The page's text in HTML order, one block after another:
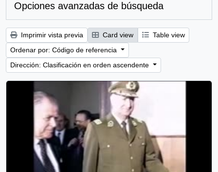
Opciones avanzadas de búsqueda
Imprimir vista previa Card view
Table view
Ordenar por: Código de referencia
Dirección: Clasificación en orden ascendente